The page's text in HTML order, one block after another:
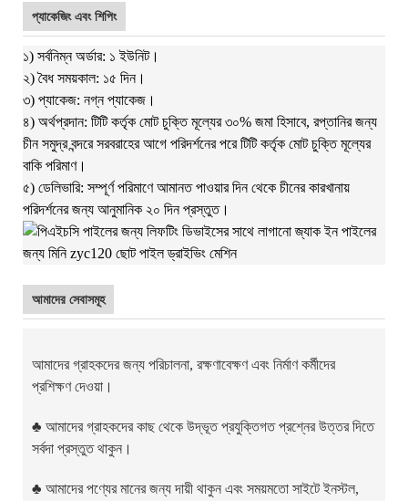
প্যাকেজিং এবং শিপিং
১) সর্বনিম্ন অর্ডার: ১ ইউনিট।
২) বৈধ সময়কাল: ১৫ দিন।
৩) প্যাকেজ: নগ্ন প্যাকেজ।
৪) অর্থপ্রদান: টিটি কর্তৃক মোট চুক্তি মূল্যের ৩০% জমা হিসাবে, রপ্তানির জন্য
চীন সমুদ্র বন্দরে সরবরাহের আগে পরিদর্শনের পরে টিটি কর্তৃক মোট চুক্তি মূল্যের
বাকি পরিমাণ।
৫) ডেলিভারি: সম্পূর্ণ পরিমাণে আমানত পাওয়ার দিন থেকে চীনের কারখানায়
পরিদর্শনের জন্য আনুমানিক ২০ দিন প্রস্তুত।
আমাদের সেবাসমূহ
আমাদের গ্রাহকদের জন্য পরিচালনা, রক্ষণাবেক্ষণ এবং নির্মাণ কর্মীদের
প্রশিক্ষণ দেওয়া।
♣ আমাদের গ্রাহকদের কাছ থেকে উদ্ভূত প্রযুক্তিগত প্রশ্নের উত্তর দিতে
সর্বদা প্রস্তুত থাকুন।
♣ আমাদের পণ্যের মানের জন্য দায়ী থাকুন এবং সময়মতো সাইটে ইনস্টল,